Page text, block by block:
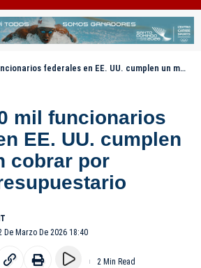
en EE. UU. cumplen un mes sin cobrar por bloqueo presupuestario
mil funcionarios
EE. UU. cumplen
cobrar por
De Marzo De 2026 18:40
2 Min Read